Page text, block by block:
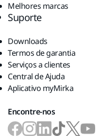
Melhores marcas
Suporte
Downloads
Termos de garantia
Serviços a clientes
Central de Ajuda
Aplicativo myMirka
Encontre-nos